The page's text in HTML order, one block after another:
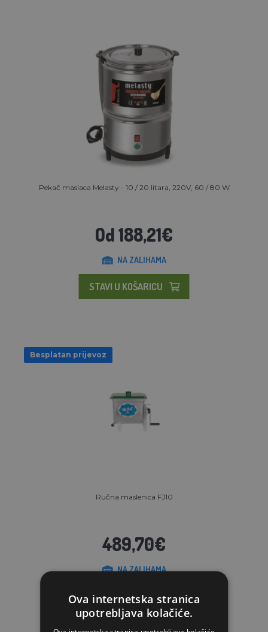
Pekač maslaca Melasty - 10 / 20 litara, 220V, 60 / 80 W
Od 188,21€
NA ZALIHAMA
STAVI U KOŠARICU
Besplatan prijevoz
Ručna maslenica FJ10
489,70€
NA ZALIHAMA
STAVI U KOŠARICU
Ova internetska stranica
upotrebljava kolačiće.